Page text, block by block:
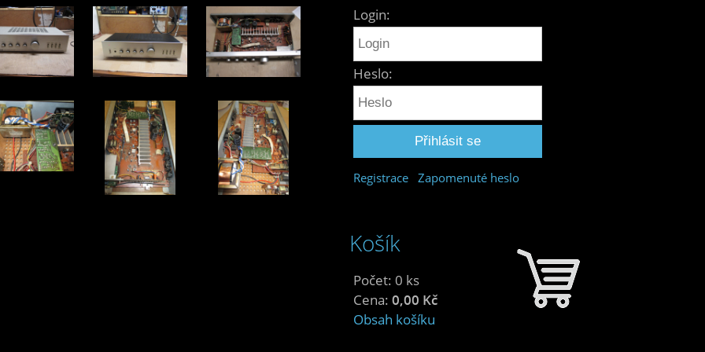
Login:
Heslo:
Registrace Zapomenuté heslo
Košík
Počet: 0 ks
Cena: 0,00 Kč
Obsah košíku